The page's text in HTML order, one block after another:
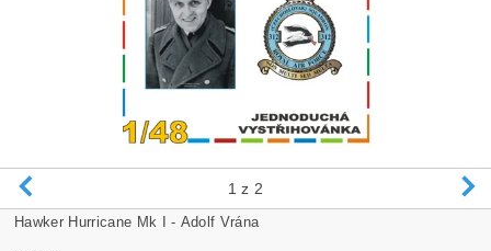
1 z 2
Hawker Hurricane Mk I - Adolf Vrána